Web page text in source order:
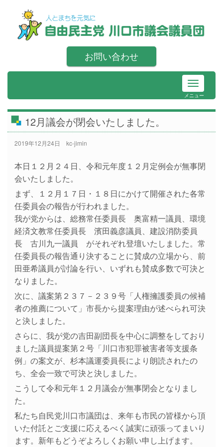
お問い合わせ
メニュー
12月議会が閉会いたしました。
2019年12月24日 kc-jimin
本日１２月２４日、令和元年度１２月定例会が無事閉
会いたしました。
まず、１２月１７日・１８日にかけて開催された各常
任委員会の報告が行われました。
我が党からは、総務常任委員長 奥富精一議員、環境
経済文教常任委員長 濱田義彦議員、建設消防委員
長 古川九一議員 がそれぞれ登壇いたしました。常
任委員長の報告通り決することに賛成の立場から、前
田亜希議員が討論を行い、いずれも賛成多数で可決と
なりました。
次に、議案第２３７－２３９号「人権擁護委員の候補
者の推薦について」市長から提案理由が述べられ可決
と決しました。
さらに、我が党の吉田副団長を中心に調整をしており
ました議員提案第２号「川口市犯罪被害者等支援条
例」の案文が、杉本議運委員長により朗読されたの
ち、全会一致で可決と決しました。
こうして令和元年１２月議会が無事閉会となりまし
た。
私たち自民党川口市議団は、来年も市民の皆様から頂
いた付託とご支援に応えるべく誠実に頑張ってまいり
ます。新年もどうぞよろしくお願い申し上げます。